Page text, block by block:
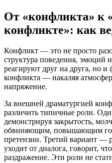
От «конфликта» к
конфликте»: как
Конфликт — это не просто
структура поведения, эмоций
реагируют друг на друга, но и
конфликта — накаляя
напряжение.
За внешней драматургией
различить типичные роли.
демонстрируя закрытость,
обвиняющим, повышающим
претензии. Третий вариант —
уходит от диалога, говорит,
раздражение. Эти роли не